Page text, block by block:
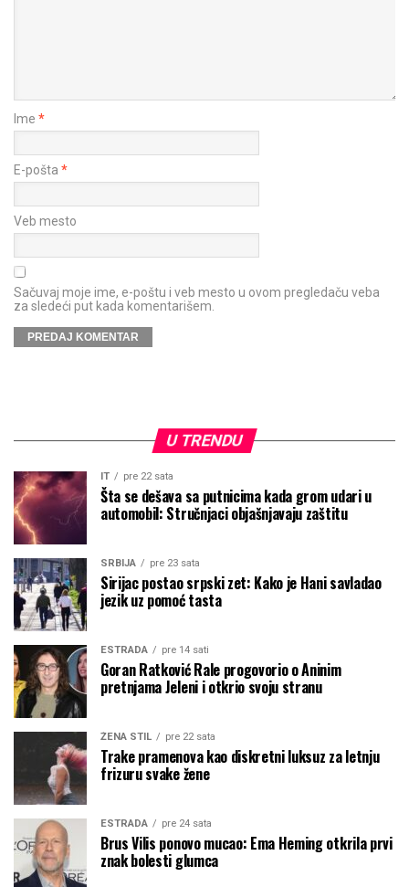
Ime *
E-pošta *
Veb mesto
Sačuvaj moje ime, e-poštu i veb mesto u ovom pregledaču veba
za sledeći put kada komentarišem.
U TRENDU
IT pre 22 sata
Šta se dešava sa putnicima kada grom udari u
automobil: Stručnjaci objašnjavaju zaštitu
SRBIJA pre 23 sata
Sirijac postao srpski zet: Kako je Hani savladao
jezik uz pomoć tasta
ESTRADA pre 14 sati
Goran Ratković Rale progovorio o Aninim
pretnjama Jeleni i otkrio svoju stranu
ŽENA STIL pre 22 sata
Trake pramenova kao diskretni luksuz za letnju
frizuru svake žene
ESTRADA pre 24 sata
Brus Vilis ponovo mucao: Ema Heming otkrila prvi
znak bolesti glumca